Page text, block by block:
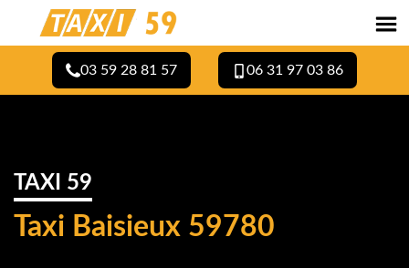
03 59 28 81 57 06 31 97 03 86
TAXI 59
Taxi Baisieux 59780